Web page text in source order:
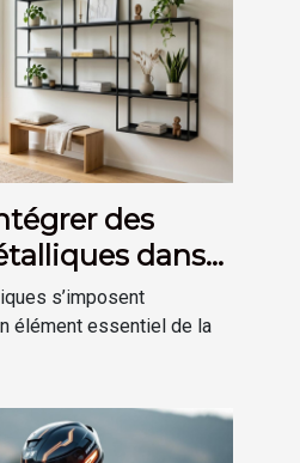
des
dans
?
s’imposent
élément essentiel de la